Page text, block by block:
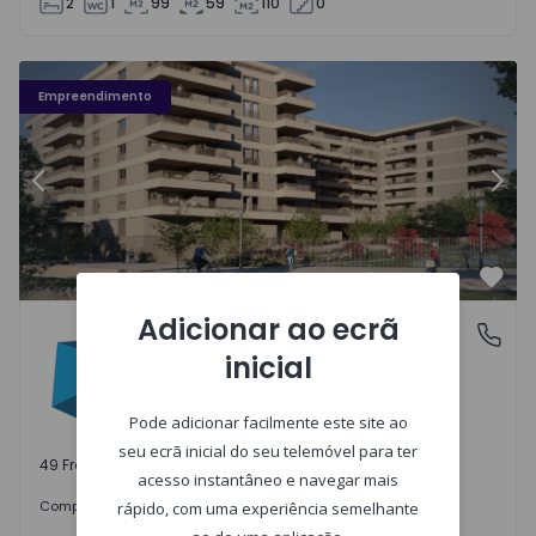
Empreendimento
Fachada PLENO JARDIM - 3
Anterior
Águas Santas, PortoPLENO JARDIM
Águas Santas, Porto
49 Frações disponíveis
Comprar desde 242.000 €
Adicionar ao ecrã
inicial
Pode adicionar facilmente este site ao
seu ecrã inicial do seu telemóvel para ter
acesso instantâneo e navegar mais
rápido, com uma experiência semelhante